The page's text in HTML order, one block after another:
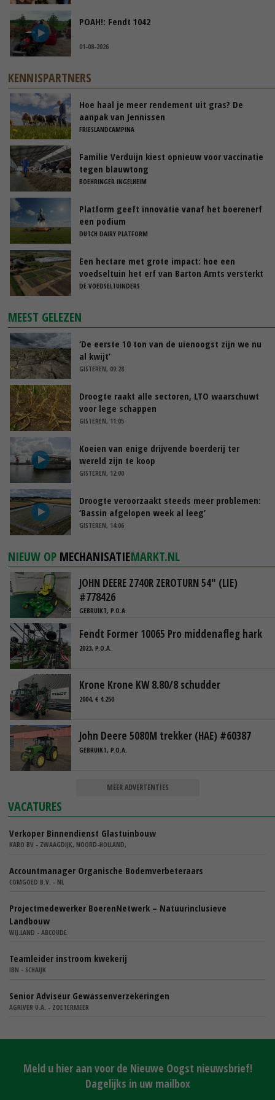
POAH!: Fendt 1042
01-08-2026
KENNISPARTNERS
Hoe haal je meer rendement uit gras? De
aanpak van Jennissen
FRIESLANDCAMPINA
Familie Verduijn kiest opnieuw voor vaccinatie
tegen blauwtong
BOEHRINGER INGELHEIM
Platform geeft innovatie vanaf het boerenerf
een podium
DUTCH DAIRY PLATFORM
Een hectare met grote impact: hoe een
voedseltuin het erf van Barton Arnts versterkt
DE VOEDSELTUINDERS
MEEST GELEZEN
‘De eerste 10 ton van de uienoogst zijn we nu
al kwijt’
GISTEREN, 09:28
Droogte raakt alle sectoren, LTO waarschuwt
voor lege schappen
GISTEREN, 11:05
Koeien van enige drijvende boerderij ter
wereld zijn te koop
GISTEREN, 12:00
Droogte veroorzaakt steeds meer problemen:
‘Bassin afgelopen week al leeg’
GISTEREN, 14:06
NIEUW OP MECHANISATIEMARKT.NL
JOHN DEERE Z740R ZEROTURN 54" (LIE)
#778426
GEBRUIKT, P.O.A.
Fendt Former 10065 Pro middenafleg hark
2023, P.O.A.
Krone Krone KW 8.80/8 schudder
2004, € 4.250
John Deere 5080M trekker (HAE) #60387
GEBRUIKT, P.O.A.
MEER ADVERTENTIES
VACATURES
Verkoper Binnendienst Glastuinbouw
KARO BV - ZWAAGDIJK, NOORD-HOLLAND,
Accountmanager Organische Bodemverbeteraars
COMGOED B.V. - NL
Projectmedewerker BoerenNetwerk – Natuurinclusieve
Landbouw
WIJ.LAND - ABCOUDE
Teamleider instroom kwekerij
IBN - SCHAIJK
Senior Adviseur Gewassenverzekeringen
AGRIVER U.A. - ZOETERMEER
Meld u hier aan voor de Nieuwe Oogst nieuwsbrief!
Dagelijks in uw mailbox